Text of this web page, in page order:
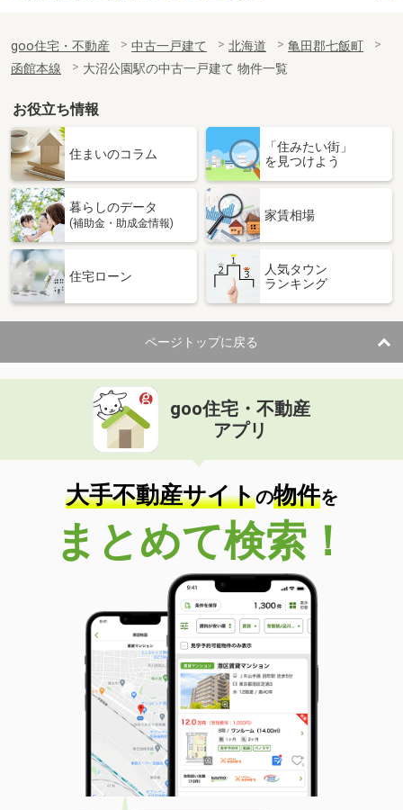
goo住宅・不動産 中古一戸建て 北海道
亀田郡七飯町
函館本線
大沼公園駅の中古一戸建て 物件一覧
お役立ち情報
住まいのコラム
「住みたい街」
を見つけよう
暮らしのデータ
(補助金・助成金情報)
家賃相場
住宅ローン
人気タウン
ランキング
ページトップに戻る
goo住宅・不動産
アプリ
大手不動産サイトの物件を
まとめて検索！